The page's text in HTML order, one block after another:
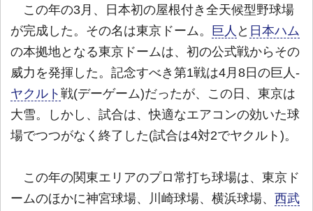
この年の3月、日本初の屋根付き全天候型野球場
が完成した。その名は東京ドーム。 巨人 と 日本ハム
の本拠地となる東京ドームは、初の公式戦からその
威力を発揮した。記念すべき第1戦は4月8日の巨人-
ヤクルト 戦(デーゲーム)だったが、この日、東京は
大雪。しかし、試合は、快適なエアコンの効いた球
場でつつがなく終了した(試合は4対2でヤクルト)。
この年の関東エリアのプロ常打ち球場は、東京ド
ームのほかに神宮球場、川崎球場、横浜球場、 西武